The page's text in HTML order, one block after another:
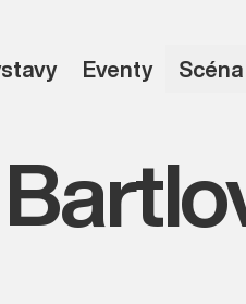
Eventy Scéna